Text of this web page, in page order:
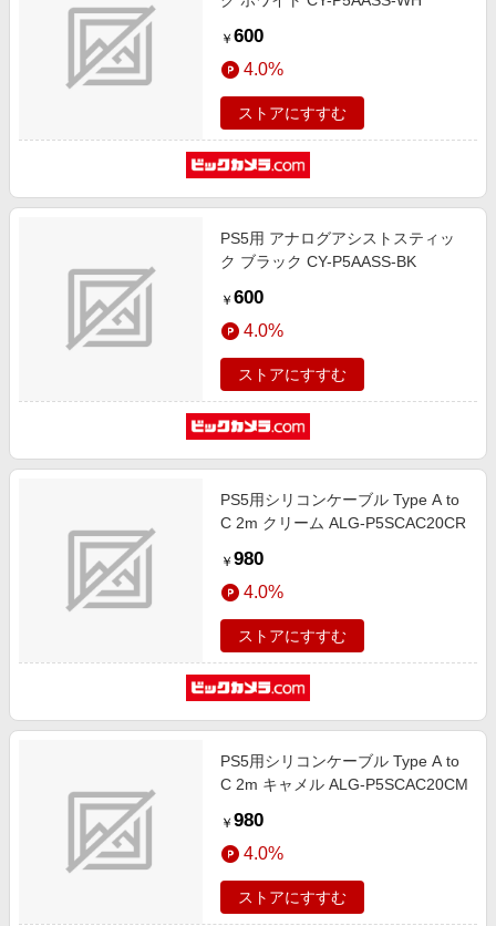
￥ 600
4.0%
ストアにすすむ
PS5用 アナログアシストスティッ
ク ブラック CY-P5AASS-BK
￥ 600
4.0%
ストアにすすむ
PS5用シリコンケーブル Type A to
C 2m クリーム ALG-P5SCAC20CR
￥ 980
4.0%
ストアにすすむ
PS5用シリコンケーブル Type A to
C 2m キャメル ALG-P5SCAC20CM
￥ 980
4.0%
ストアにすすむ